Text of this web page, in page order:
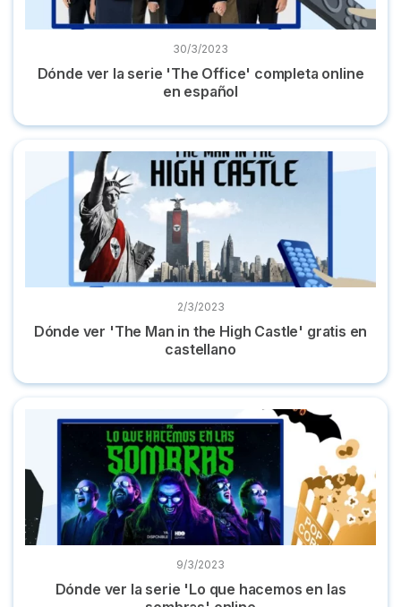
30/3/2023
Dónde ver la serie 'The Office' completa online
en español
Dónde ver 'The Man in the High Castle' gratis en castellano
2/3/2023
Dónde ver 'The Man in the High Castle' gratis en
castellano
Dónde ver la serie 'Lo que hacemos en las sombras' online
9/3/2023
Dónde ver la serie 'Lo que hacemos en las